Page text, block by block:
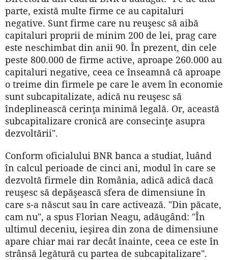
parte, există multe firme ce au capitaluri
negative. Sunt firme care nu reuşesc să aibă
capitaluri proprii de minim 200 de lei, prag care
este neschimbat din anii 90. În prezent, din cele
peste 800.000 de firme active, aproape 260.000 au
capitaluri negative, ceea ce înseamnă că aproape
o treime din firmele pe care le avem în economie
sunt subcapitalizate, adică nu reuşesc să
îndeplinească cerinţa minimă legală. Or, această
subcapitalizare cronică are consecinţe asupra
dezvoltării".
Conform oficialului BNR banca a studiat, luând
în calcul perioade de cinci ani, modul în care se
dezvoltă firmele din România, adică adică dacă
reuşesc să depăşească sfera de dimensiune în
care s-a născut sau în care activează. "Din păcate,
cam nu", a spus Florian Neagu, adăugând: "În
ultimul deceniu, ieşirea din zona de dimensiune
apare chiar mai rar decât înainte, ceea ce este în
strânsă legătură cu partea de subcapitalizare".